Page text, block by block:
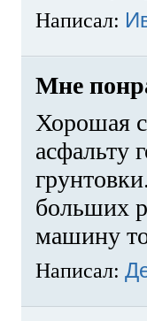
Написал:
Мне
Хорошая
асфальту
больших
машину
Написал: